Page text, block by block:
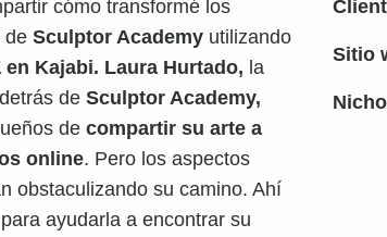
cómo transformé los
de Sculptor Academy utilizando
en Kajabi. Laura Hurtado, la
de Sculptor Academy,
de compartir su arte a
online. Pero los aspectos
obstaculizando su camino. Ahí
ayudarla a encontrar su
Sitio